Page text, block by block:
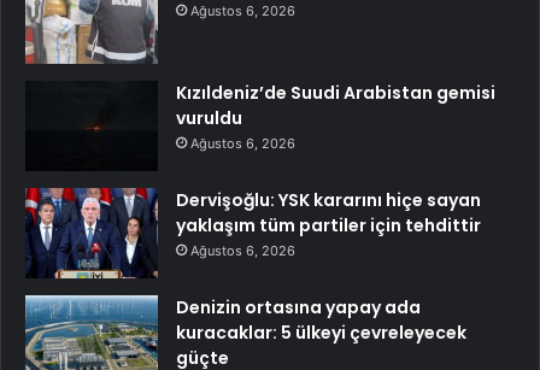
Ağustos 6, 2026
Kızıldeniz’de Suudi Arabistan gemisi
vuruldu
Ağustos 6, 2026
Dervişoğlu: YSK kararını hiçe sayan
yaklaşım tüm partiler için tehdittir
Ağustos 6, 2026
Denizin ortasına yapay ada
kuracaklar: 5 ülkeyi çevreleyecek
güçte